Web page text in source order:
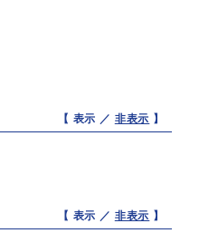
【 表示 ／ 非表示 】
【 表示 ／ 非表示 】